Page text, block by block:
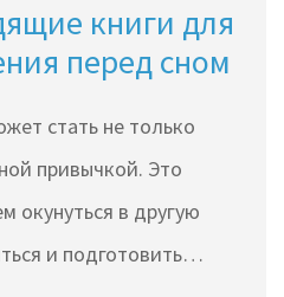
книги для
перед сном
стать не только
привычкой. Это
окунуться в другую
и подготовить